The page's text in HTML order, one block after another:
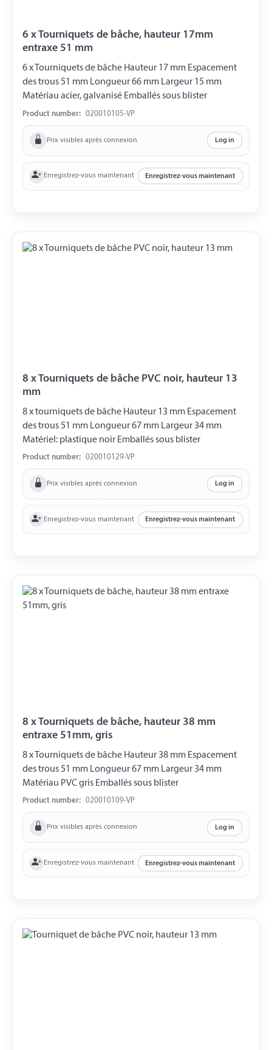
6 x Tourniquets de bâche, hauteur 17mm
entraxe 51 mm
6 x Tourniquets de bâche Hauteur 17 mm Espacement
des trous 51 mm Longueur 66 mm Largeur 15 mm
Matériau acier, galvanisé Emballés sous blister
Product number: 020010105-VP
Prix visibles après connexion Log in
Enregistrez-vous maintenant Enregistrez-vous maintenant
8 x Tourniquets de bâche PVC noir, hauteur 13
mm
8 x tourniquets de bâche Hauteur 13 mm Espacement
des trous 51 mm Longueur 67 mm Largeur 34 mm
Matériel: plastique noir Emballés sous blister
Product number: 020010129-VP
Prix visibles après connexion Log in
Enregistrez-vous maintenant Enregistrez-vous maintenant
8 x Tourniquets de bâche, hauteur 38 mm
entraxe 51mm, gris
8 x Tourniquets de bâche Hauteur 38 mm Espacement
des trous 51 mm Longueur 67 mm Largeur 34 mm
Matériau PVC gris Emballés sous blister
Product number: 020010109-VP
Prix visibles après connexion Log in
Enregistrez-vous maintenant Enregistrez-vous maintenant